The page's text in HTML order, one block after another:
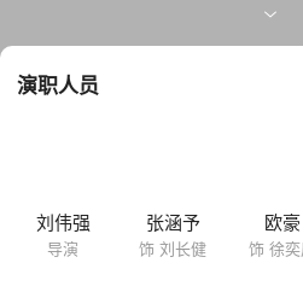
脱落、座舱释压的极端罕见险情，生死
演职人员
刘伟强
导演
张涵予
饰 刘长健
欧豪
饰 徐